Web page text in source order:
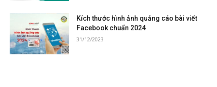
Kích thước hình ảnh quảng cáo bài viết
Facebook chuẩn 2024
31/12/2023